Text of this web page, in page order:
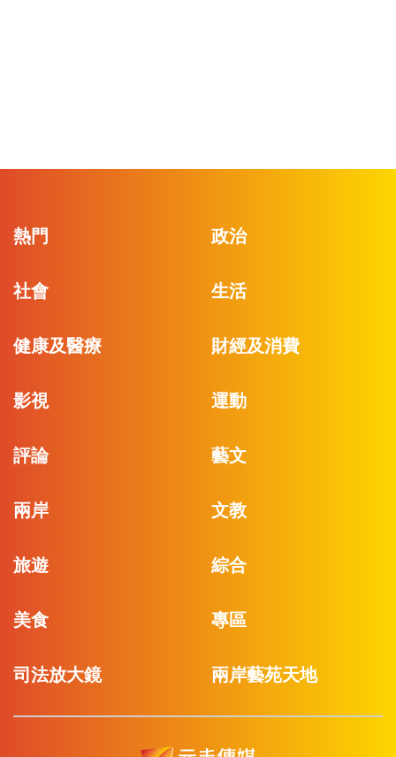
熱門 政治
社會 生活
健康及醫療 財經及消費
影視 運動
評論 藝文
兩岸 文教
旅遊 綜合
美食 專區
司法放大鏡 兩岸藝苑天地